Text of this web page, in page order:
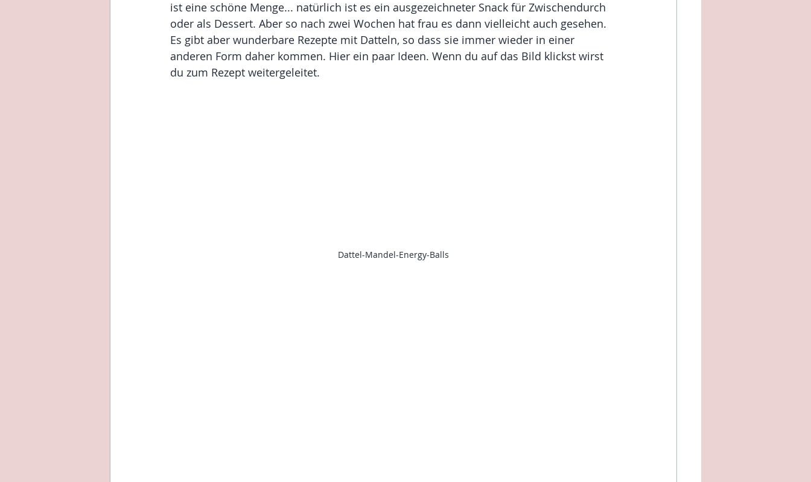
ist eine schöne Menge... natürlich ist es ein ausgezeichneter Snack für Zwischendurch
oder als Dessert. Aber so nach zwei Wochen hat frau es dann vielleicht auch gesehen.
Es gibt aber wunderbare Rezepte mit Datteln, so dass sie immer wieder in einer
anderen Form daher kommen. Hier ein paar Ideen. Wenn du auf das Bild klickst wirst
du zum Rezept weitergeleitet.
Dattel-Mandel-Energy-Balls